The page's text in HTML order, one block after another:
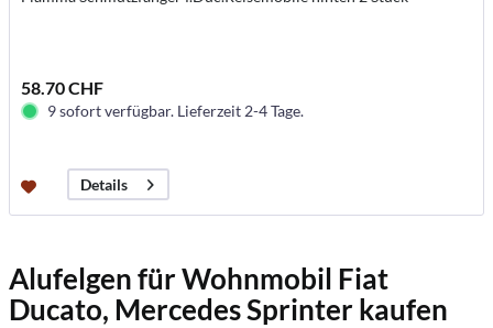
58.70 CHF
9 sofort verfügbar. Lieferzeit 2-4 Tage.
Details
Alufelgen für Wohnmobil Fiat
Ducato, Mercedes Sprinter kaufen